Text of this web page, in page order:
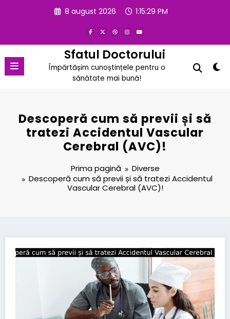
8 august 2026 1:15:30 PM
Sfatul Doctorului
Împărtășim cunoștințele pentru o
sănătate mai bună!
Descoperă cum să previi și să
tratezi Accidentul Vascular
Cerebral (AVC)!
Prima pagină
Diverse
Descoperă cum să previi și să tratezi Accidentul
Vascular Cerebral (AVC)!